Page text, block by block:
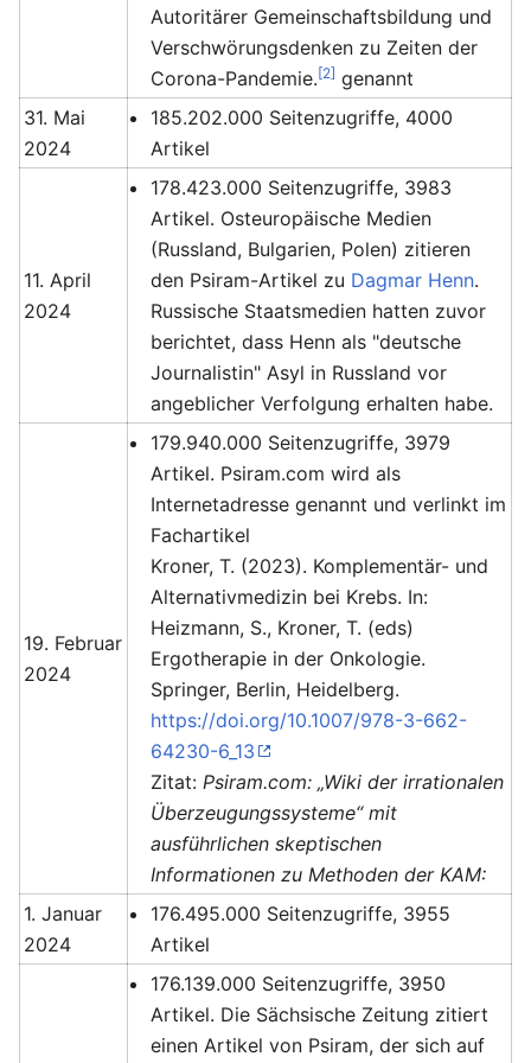
Autoritärer Gemeinschaftsbildung und
Verschwörungsdenken zu Zeiten der
Corona-Pandemie.[2] genannt
31. Mai
2024
185.202.000 Seitenzugriffe, 4000
Artikel
11. April
2024
178.423.000 Seitenzugriffe, 3983
Artikel. Osteuropäische Medien
(Russland, Bulgarien, Polen) zitieren
den Psiram-Artikel zu Dagmar Henn.
Russische Staatsmedien hatten zuvor
berichtet, dass Henn als "deutsche
Journalistin" Asyl in Russland vor
angeblicher Verfolgung erhalten habe.
19. Februar
2024
179.940.000 Seitenzugriffe, 3979
Artikel. Psiram.com wird als
Internetadresse genannt und verlinkt im
Fachartikel
Kroner, T. (2023). Komplementär- und
Alternativmedizin bei Krebs. In:
Heizmann, S., Kroner, T. (eds)
Ergotherapie in der Onkologie.
Springer, Berlin, Heidelberg.
https://doi.org/10.1007/978-3-662-
64230-6_13
Zitat:Psiram.com: „Wiki der irrationalen
Überzeugungssysteme“ mit
ausführlichen skeptischen
Informationen zu Methoden der KAM:
1. Januar
2024
176.495.000 Seitenzugriffe, 3955
Artikel
176.139.000 Seitenzugriffe, 3950
Artikel. Die Sächsische Zeitung zitiert
einen Artikel von Psiram, der sich auf